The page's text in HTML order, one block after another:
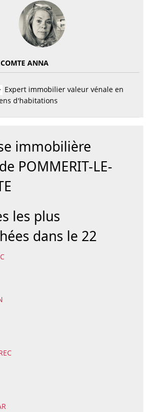
ANNA
Expert immobilier valeur vénale en
d'habitations
immobilière
POMMERIT-LE-
les plus
dans le 22